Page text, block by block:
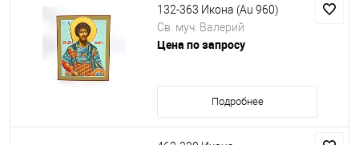
132-363 Икона (Au 960)
Св. муч. Валерий
Цена по запросу
Подробнее